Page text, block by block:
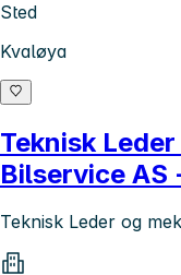
Sted
Kvaløya
Teknisk
Bilservice
Teknisk Leder og